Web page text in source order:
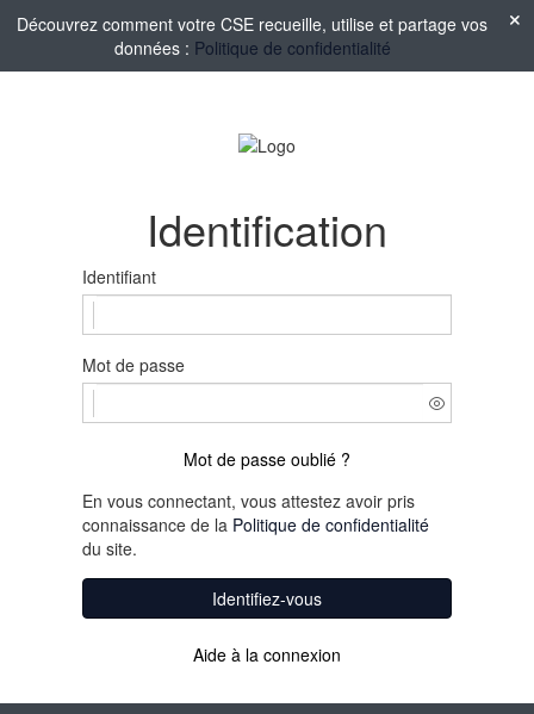
Découvrez comment votre CSE recueille, utilise et partage vos
données : Politique de confidentialité
Identification
Identifiant
Mot de passe
Mot de passe oublié ?
En vous connectant, vous attestez avoir pris
connaissance de la Politique de confidentialité
du site.
Identifiez-vous
Aide à la connexion